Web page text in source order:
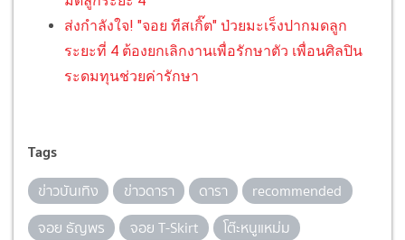
ส่งกำลังใจ! "จอย ทีสเกิ๊ต" ป่วยมะเร็งปากมดลูก
ระยะที่ 4 ต้องยกเลิกงานเพื่อรักษาตัว เพื่อนศิลปิน
ระดมทุนช่วยค่ารักษา
Tags
ข่าวบันเทิง ข่าวดารา ดารา
recommended
จอย ธัญพร
จอย T-Skirt
โต๊ะหนูแหม่ม